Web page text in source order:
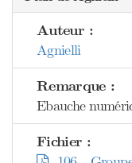
Auteur :
Agnielli
Remarque :
Ebauche
Fichier :